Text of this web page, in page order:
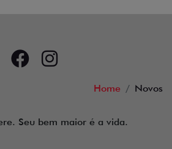
Home Novos
Seu bem maior é a vida.